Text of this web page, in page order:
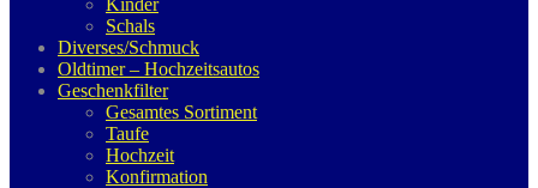
Kinder
Schals
Diverses/Schmuck
Oldtimer – Hochzeitsautos
Geschenkfilter
Gesamtes Sortiment
Taufe
Hochzeit
Konfirmation